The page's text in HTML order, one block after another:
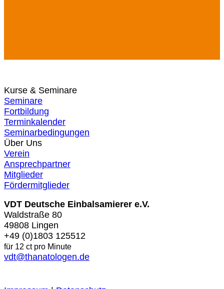
Kurse & Seminare
Seminare
Fortbildung
Terminkalender
Seminarbedingungen
Über Uns
Verein
Ansprechpartner
Mitglieder
Fördermitglieder
VDT Deutsche Einbalsamierer e.V.
Waldstraße 80
49808 Lingen
+49 (0)1803 125512
für 12 ct pro Minute
vdt@thanatologen.de